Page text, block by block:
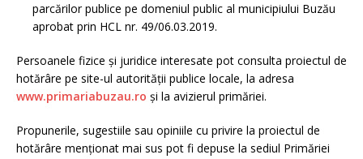
parcărilor publice pe domeniul public al municipiului Buzău
aprobat prin HCL nr. 49/06.03.2019.
Persoanele fizice şi juridice interesate pot consulta proiectul de
hotărâre pe site-ul autorităţii publice locale, la adresa
www.primariabuzau.ro şi la avizierul primăriei.
Propunerile, sugestiile sau opiniile cu privire la proiectul de
hotărâre menţionat mai sus pot fi depuse la sediul Primăriei